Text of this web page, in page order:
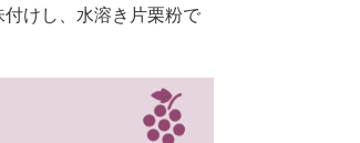
けし、水溶き片栗粉で